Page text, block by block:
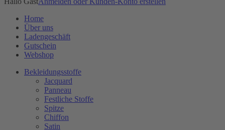
Home
Über uns
Ladengeschäft
Gutschein
Webshop
Bekleidungsstoffe
Jacquard
Panneau
Festliche Stoffe
Spitze
Chiffon
Satin